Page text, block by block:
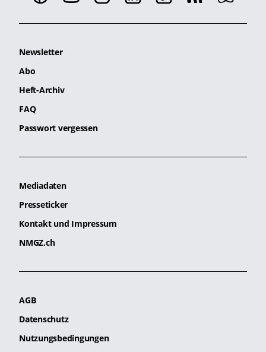
Newsletter
Abo
Heft-Archiv
FAQ
Passwort vergessen
Mediadaten
Presseticker
Kontakt und Impressum
NMGZ.ch
AGB
Datenschutz
Nutzungsbedingungen